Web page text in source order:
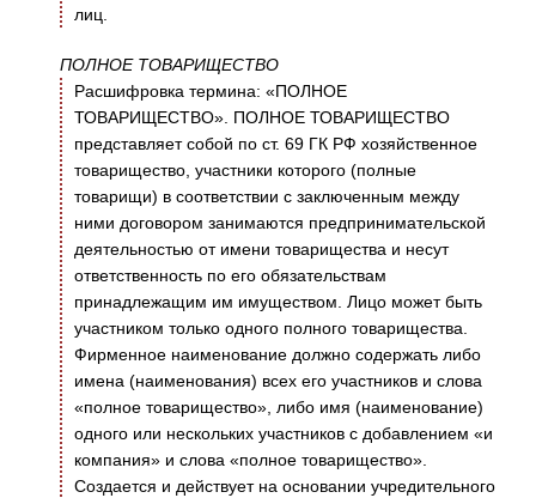
лиц.
ПОЛНОЕ ТОВАРИЩЕСТВО
Расшифровка термина: «ПОЛНОЕ
ТОВАРИЩЕСТВО». ПОЛНОЕ ТОВАРИЩЕСТВО
представляет собой по ст. 69 ГК РФ хозяйственное
товарищество, участники которого (полные
товарищи) в соответствии с заключенным между
ними договором занимаются предпринимательской
деятельностью от имени товарищества и несут
ответственность по его обязательствам
принадлежащим им имуществом. Лицо может быть
участником только одного полного товарищества.
Фирменное наименование должно содержать либо
имена (наименования) всех его участников и слова
«полное товарищество», либо имя (наименование)
одного или нескольких участников с добавлением «и
компания» и слова «полное товарищество».
Создается и действует на основании учредительного